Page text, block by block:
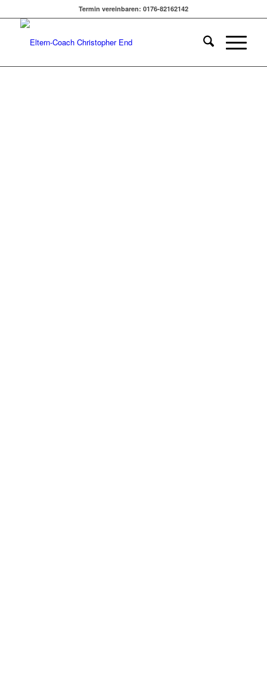
Termin vereinbaren: 0176-82162142
JEANNINE MIK X
CHRISTOPHER END